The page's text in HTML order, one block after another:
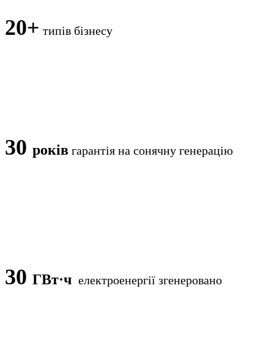
20+ типів бізнесу
30 років гарантія на сонячну генерацію
30 ГВт·ч електроенергії згенеровано